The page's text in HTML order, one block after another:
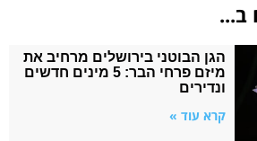
ב...
הגן הבוטני בירושלים מרחיב את
מיזם פרחי הבר: 5 מינים חדשים
ונדירים
קרא עוד »